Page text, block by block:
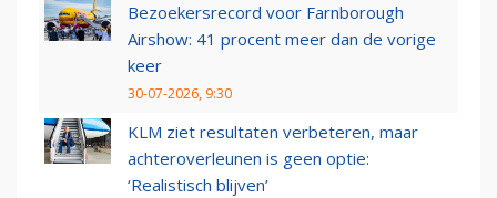
Bezoekersrecord voor Farnborough
Airshow: 41 procent meer dan de vorige
keer
30-07-2026, 9:30
KLM ziet resultaten verbeteren, maar
achteroverleunen is geen optie:
‘Realistisch blijven’